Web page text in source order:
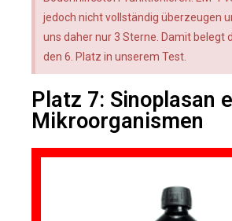
jedoch nicht vollständig überzeugen
uns daher nur 3 Sterne. Damit belegt
den 6. Platz in unserem Test.
Platz 7: Sinoplasan
Mikroorganismen